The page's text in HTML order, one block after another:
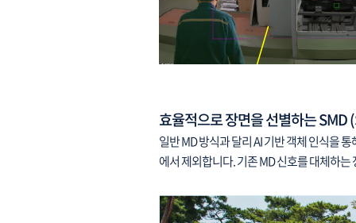
효율적으로 장면을 선별하는
일반 MD 방식과 달리 AI 기반 객체 인식을
에서 제외합니다. 기존 MD 신호를 대체하